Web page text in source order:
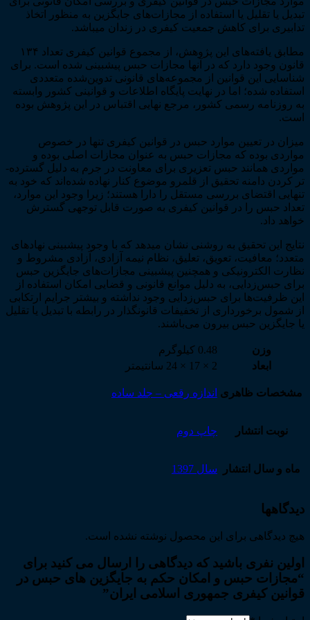
اسلامی
ایران
تبدیل یا تقلیل یا استفاده از مجازات­‌های جایگزین به منظور اتخاذ
تدابیری برای کاهش جمعیت کیفری در زندان می­باشد.
مطابق یافته­‌های این پژوهش، از مجموع قوانین کیفری تعداد ۱۳۴
قانون وجود دارد که در آن­ها مجازات حبس پیش­بینی شده است. برای
شناسایی این قوانین از مجموعه­‌های قانونی تدوین‌­شده متعددی
استفاده شده؛ اما در نهایت پایگاه اطلاعات و قوانینی کشور وابسته
به روزنامه رسمی کشور، مرجع نهایی اقتباس در این پژوهش بوده
است.
میزان در تعیین موارد حبس در قوانین کیفری تنها در خصوص
مواردی بوده که مجازات حبس به عنوان مجازات اصلی بوده و
مواردی همانند حبس تعزیری برای معاونت در جرم به دلیل گسترده‌­
تر کردن دامنه تحقیق از قلمرو موضوع کنار نهاده شده‌­اند که خود به
تنهایی اقتضای بررسی مستقل را دارا هستند؛ زیرا وجود این موارد،
تعداد حبس را در قوانین کیفری به صورت قابل توجهی گسترش
خواهد داد.
نتایج این تحقیق به روشنی نشان می­دهد که با وجود پیش­بینی نهادهای
متعدد؛ معافیت، تعویق، تعلیق، نظام نیمه آزادی، آزادی مشروط و
نظارت الکترونیکی و همچنین پیش­بینی مجازات‌­های جایگزین حبس
برای حبس‌­زدایی، به دلیل موانع قانونی و قضایی امکان استفاده از
این ظرفیت­‌ها برای حبس­‌زدایی وجود نداشته و بیشتر جرایم ارتکابی
از شمول برخورداری از تخفیفات قانون­گذار در رابطه با تبدیل یا تقلیل
یا جایگزین حبس بیرون می­‌باشند.
وزن
0.48 کیلوگرم
ابعاد
2 × 17 × 24 سانتیمتر
مشخصات ظاهری اندازه رقعی – جلد ساده
نوبت انتشار چاپ دوم
ماه و سال انتشار سال 1397
دیدگاهها
هیچ دیدگاهی برای این محصول نوشته نشده است.
اولین نفری باشید که دیدگاهی را ارسال می کنید برای
“مجازات حبس و امکان حکم به جایگزین های حبس در
قوانین کیفری جمهوری اسلامی ایران”